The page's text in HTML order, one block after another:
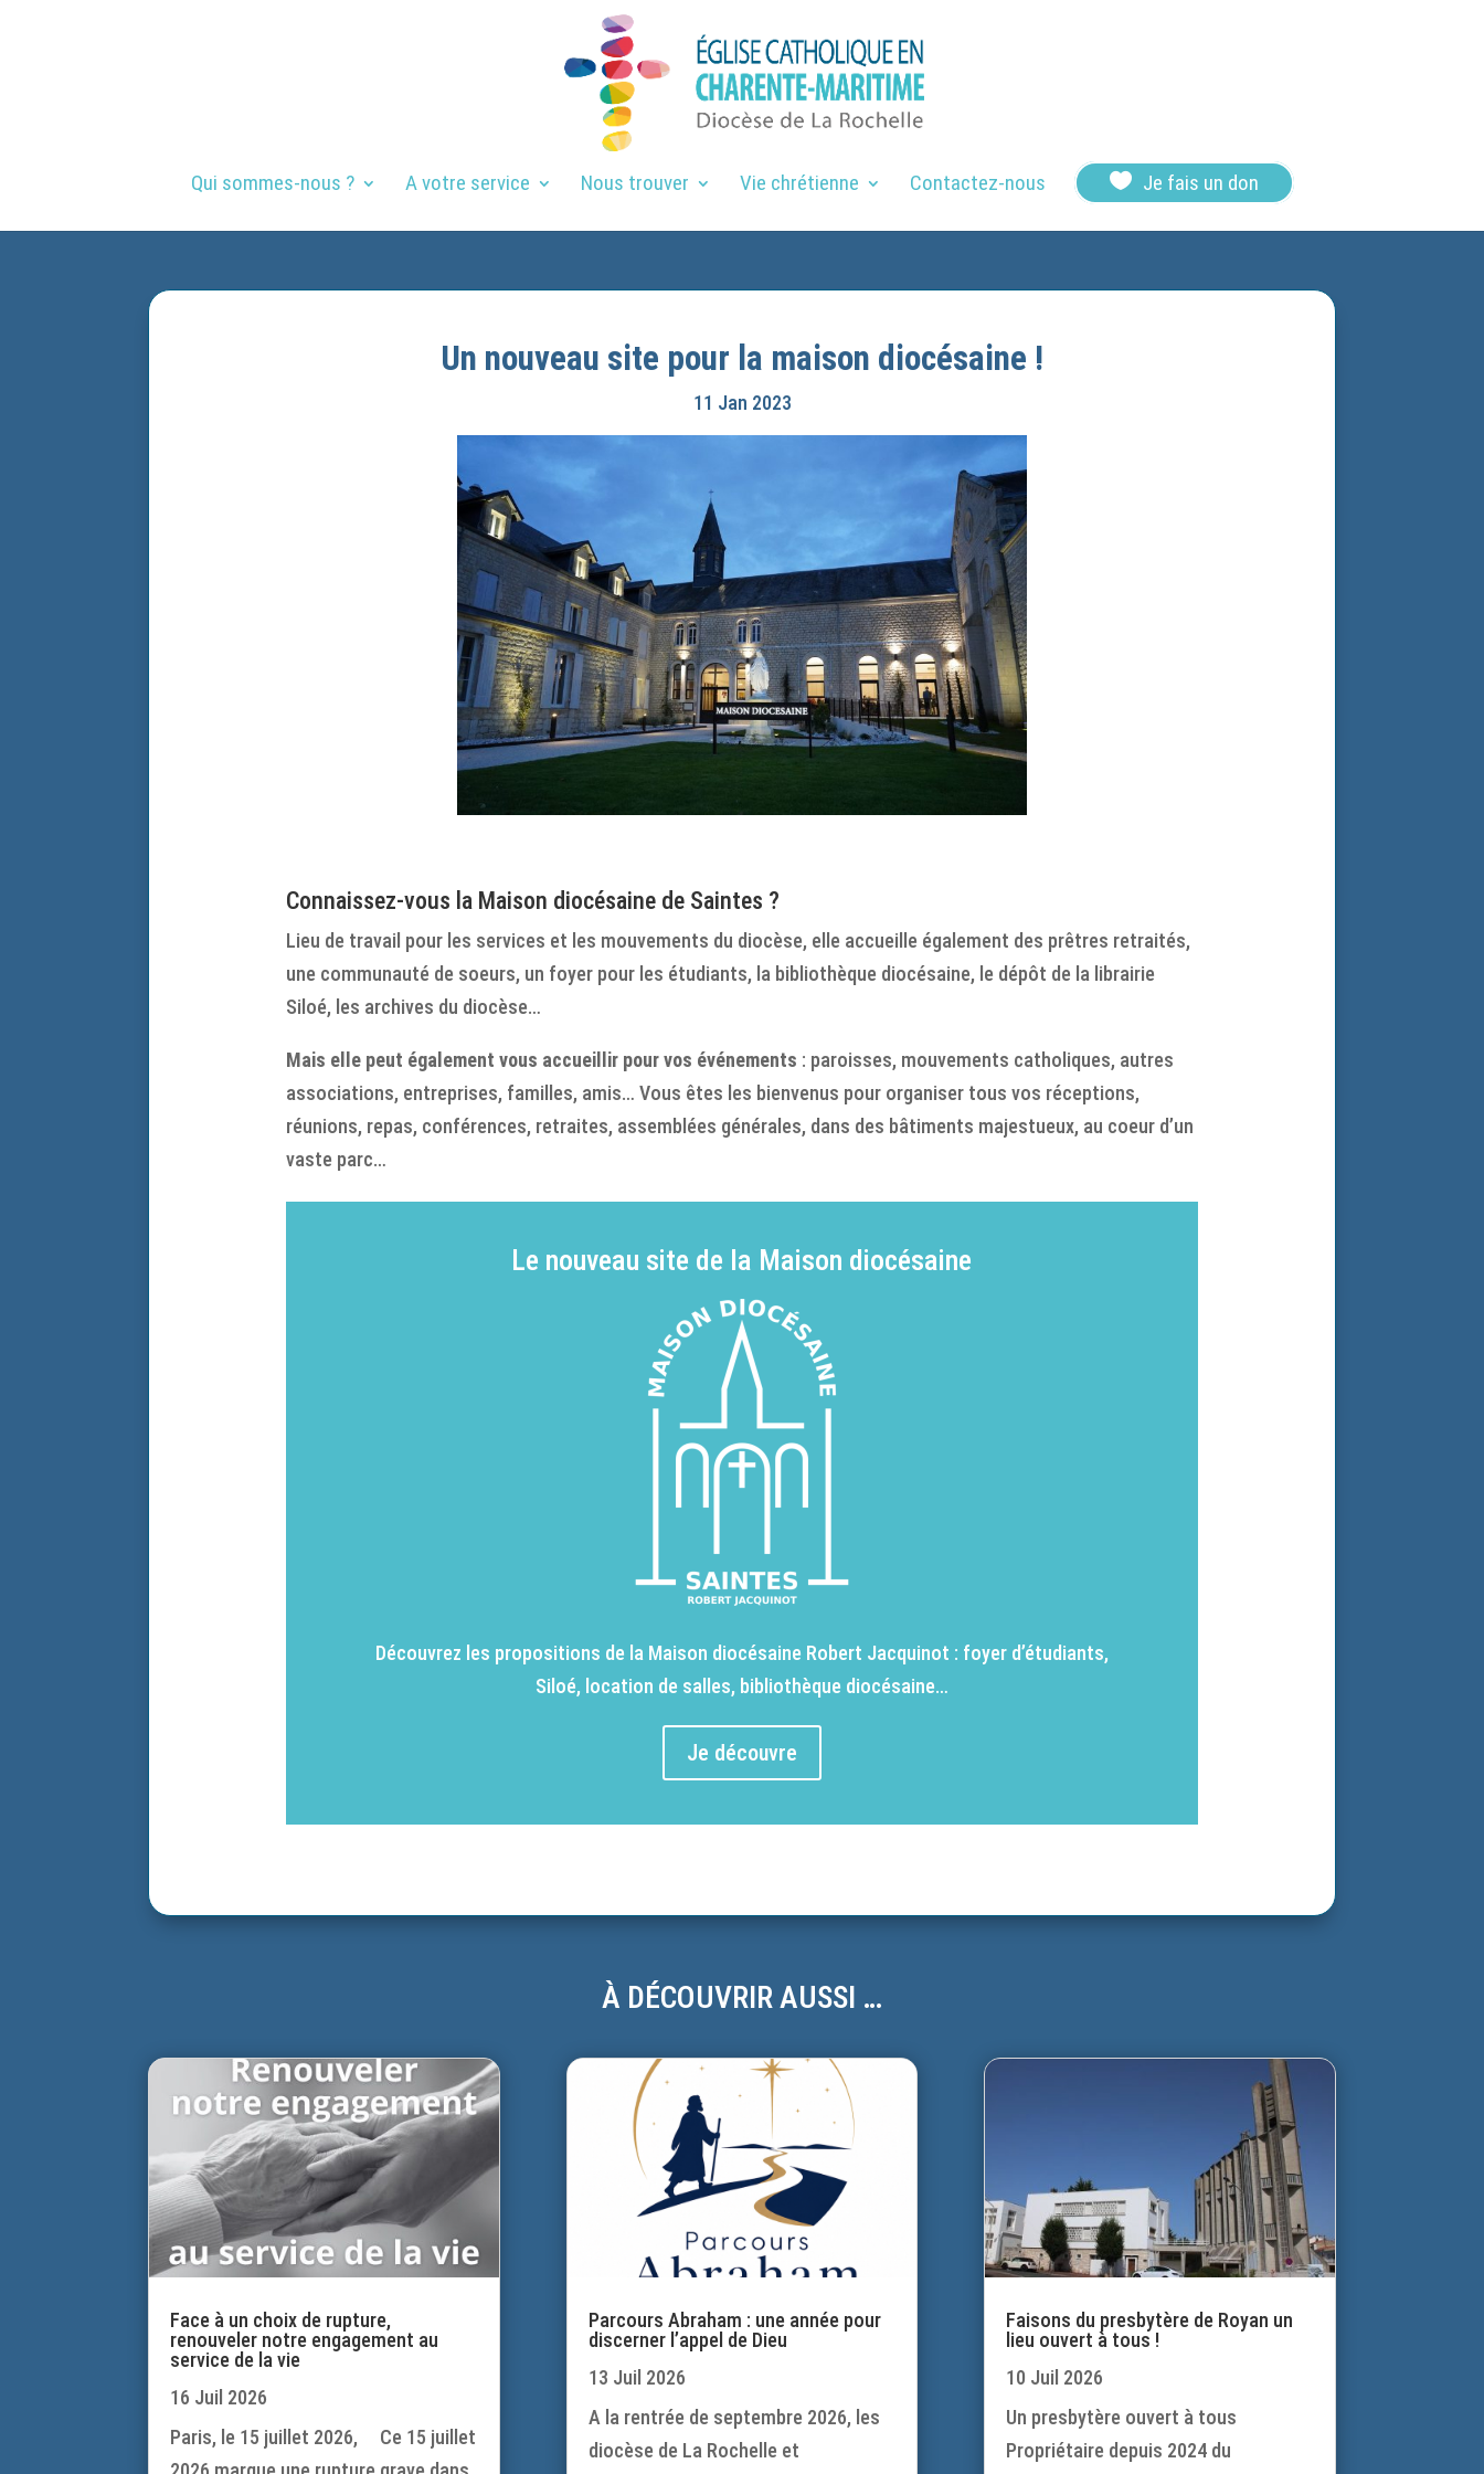
Qui sommes-nous ? A votre service Nous trouver Vie chrétienne Contactez-nous  Je fais un don
Un nouveau site pour la maison diocésaine !
11 Jan 2023
Connaissez-vous la Maison diocésaine de Saintes ?
Lieu de travail pour les services et les mouvements du diocèse, elle accueille également des prêtres retraités,
une communauté de soeurs, un foyer pour les étudiants, la bibliothèque diocésaine, le dépôt de la librairie
Siloé, les archives du diocèse…
Mais elle peut également vous accueillir pour vos événements : paroisses, mouvements catholiques, autres
associations, entreprises, familles, amis… Vous êtes les bienvenus pour organiser tous vos réceptions,
réunions, repas, conférences, retraites, assemblées générales, dans des bâtiments majestueux, au coeur d’un
vaste parc…
Le nouveau site de la Maison diocésaine
Découvrez les propositions de la Maison diocésaine Robert Jacquinot : foyer d’étudiants,
Siloé, location de salles, bibliothèque diocésaine…
Je découvre
À DÉCOUVRIR AUSSI …
Face à un choix de rupture,
renouveler notre engagement au
service de la vie
16 Juil 2026
Paris, le 15 juillet 2026, Ce 15 juillet
Parcours Abraham : une année pour
discerner l’appel de Dieu
13 Juil 2026
A la rentrée de septembre 2026, les
diocèse de La Rochelle et
Faisons du presbytère de Royan un
lieu ouvert à tous !
10 Juil 2026
Un presbytère ouvert à tous
Propriétaire depuis 2024 du